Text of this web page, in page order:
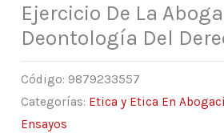
Ejercicio De La
Deontología Del
Código: 9879233557
Categorías: Etica y Etica En
Ensayos